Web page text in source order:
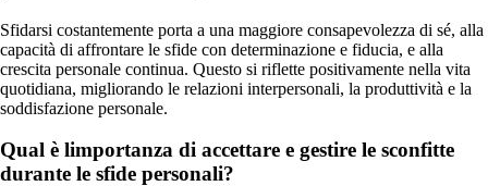
Sfidarsi costantemente porta a una maggiore consapevolezza di sé, alla
capacità di affrontare le sfide con determinazione e fiducia, e alla
crescita personale continua. Questo si riflette positivamente nella vita
quotidiana, migliorando le relazioni interpersonali, la produttività e la
soddisfazione personale.
Qual è limportanza di accettare e gestire le sconfitte
durante le sfide personali?